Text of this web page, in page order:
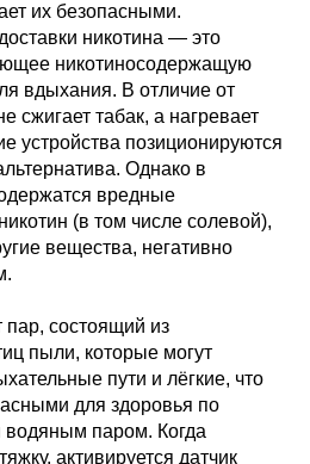
их безопасными.
никотина — это
никотиносодержащую
вдыхания. В отличие от
сжигает табак, а нагревает
устройства позиционируются
Однако в
вредные
(в том числе солевой),
вещества, негативно
пар, состоящий из
пыли, которые могут
пути и лёгкие, что
для здоровья по
паром. Когда
активируется датчик